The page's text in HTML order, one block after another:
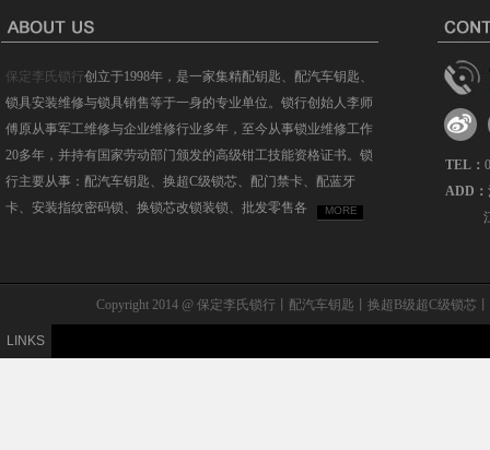
保定李氏锁行创立于1998年，是一家集精配钥匙、配汽车钥匙、
锁具安装维修与锁具销售等于一身的专业单位。锁行创始人李师
傅原从事军工维修与企业维修行业多年，至今从事锁业维修工作
20多年，并持有国家劳动部门颁发的高级钳工技能资格证书。锁
行主要从事：配汽车钥匙、换超C级锁芯、配门禁卡、配蓝牙
卡、安装指纹密码锁、换锁芯改锁装锁、批发零售各
MORE
TEL：
ADD：
Copyright 2014 @ 保定李氏锁行丨配汽车钥匙丨换超B级超C级锁
LINKS